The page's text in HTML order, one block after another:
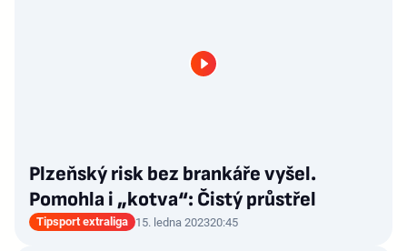
Plzeňský risk bez brankáře vyšel.
Pomohla i „kotva“: Čistý průstřel
Tipsport extraliga 15. ledna 202320:45